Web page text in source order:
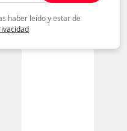
haber leído y estar de